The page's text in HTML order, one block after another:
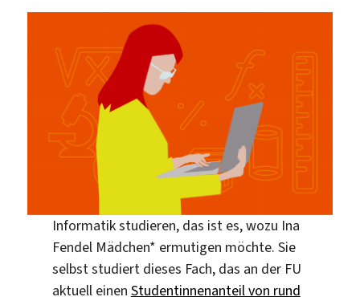
Informatik studieren, das ist es, wozu Ina
Fendel Mädchen* ermutigen möchte. Sie
selbst studiert dieses Fach, das an der FU
aktuell einen Studentinnenanteil von rund